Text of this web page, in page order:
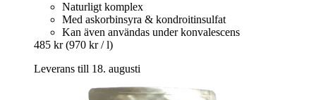
Naturligt komplex
Med askorbinsyra & kondroitinsulfat
Kan även användas under konvalescens
485 kr (970 kr / l)
Leverans till 18. augusti